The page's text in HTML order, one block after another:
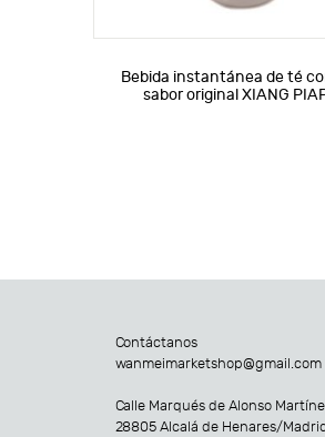
Bebida instantánea de té
sabor original XIANG
Contáctanos
wanmeimarketshop@gmail.com
Calle Marqués de Alonso
28805 Alcalá de Henares/